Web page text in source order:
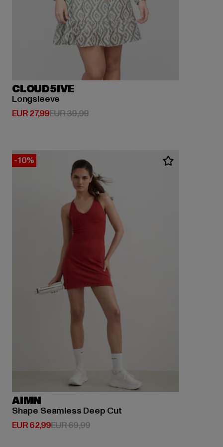
CLOUD5IVE
Longsleeve
EUR 27,99
Derzeitiger Preis: EUR 27,99
EUR 39,99Aktionspreis: EUR 39,99
-10%
AIMN
Shape Seamless Deep Cut
EUR 62,99
Derzeitiger Preis: EUR 62,99
EUR 69,99Aktionspreis: EUR 69,99